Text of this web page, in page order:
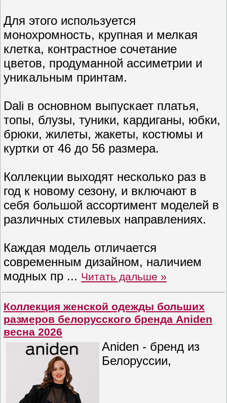
Для этого используется
монохромность, крупная и мелкая
клетка, контрастное сочетание
цветов, продуманной ассиметрии и
уникальным принтам.
Dali в основном выпускает платья,
топы, блузы, туники, кардиганы, юбки,
брюки, жилеты, жакеты, костюмы и
куртки от 46 до 56 размера.
Коллекции выходят несколько раз в
год к новому сезону, и включают в
себя большой ассортимент моделей в
различных стилевых направлениях.
Каждая модель отличается
современным дизайном, наличием
модных пр ... Читать дальше »
Коллекция женской одежды больших
размеров белорусского бренда Aniden
весна 2026
Aniden - бренд из
Белоруссии,